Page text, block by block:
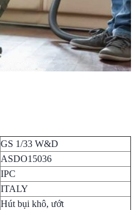
GS 1/33 W&D
ASDO15036
IPC
ITALY
Hút bụi khô, ướt